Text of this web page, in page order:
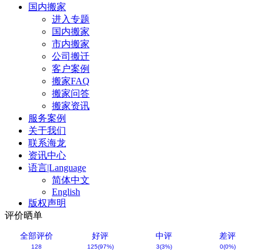
国内搬家
进入专题
国内搬家
市内搬家
公司搬迁
客户案例
搬家FAQ
搬家问答
搬家资讯
服务案例
关于我们
联系海龙
资讯中心
语言|Language
简体中文
English
版权声明
评价晒单
全部评价
128
好评
125(97%)
中评
3(3%)
差评
0(0%)